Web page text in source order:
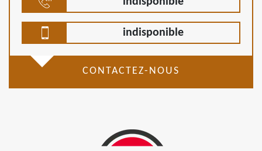
indisponible
CONTACTEZ-NOUS